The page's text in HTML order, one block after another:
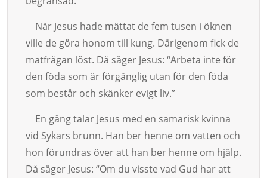
När Jesus hade mättat de fem tusen i öknen
ville de gö­ra honom till kung. Därigenom fick de
matfrågan löst. Då säger Jesus: “Arbe­ta inte för
den fö­da som är förgänglig utan för den fö­da
som består och skänker evigt liv.”
En gång talar Jesus med en samarisk kvinna
vid Sykars brunn. Han ber henne om vat­ten och
hon förundras över att han ber henne om hjälp.
Då säger Jesus: “Om du visste vad Gud har att